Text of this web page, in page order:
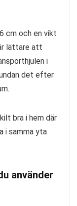
cm och en vikt
lättare att
i
det efter
bra i hem där
i samma yta
använder